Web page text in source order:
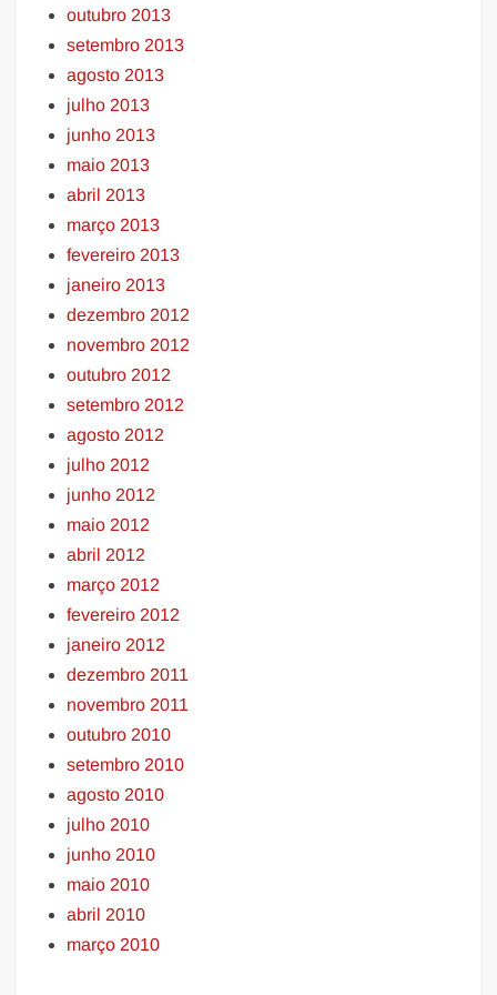
outubro 2013
setembro 2013
agosto 2013
julho 2013
junho 2013
maio 2013
abril 2013
março 2013
fevereiro 2013
janeiro 2013
dezembro 2012
novembro 2012
outubro 2012
setembro 2012
agosto 2012
julho 2012
junho 2012
maio 2012
abril 2012
março 2012
fevereiro 2012
janeiro 2012
dezembro 2011
novembro 2011
outubro 2010
setembro 2010
agosto 2010
julho 2010
junho 2010
maio 2010
abril 2010
março 2010